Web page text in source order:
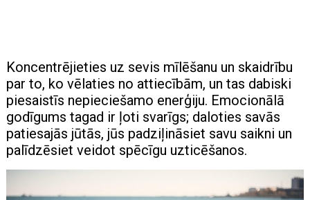
Koncentrējieties uz sevis mīlēšanu un skaidrību
par to, ko vēlaties no attiecībām, un tas dabiski
piesaistīs nepieciešamo enerģiju. Emocionālā
godīgums tagad ir ļoti svarīgs; daloties savās
patiesajās jūtās, jūs padziļināsiet savu saikni un
palīdzēsiet veidot spēcīgu uzticēšanos.